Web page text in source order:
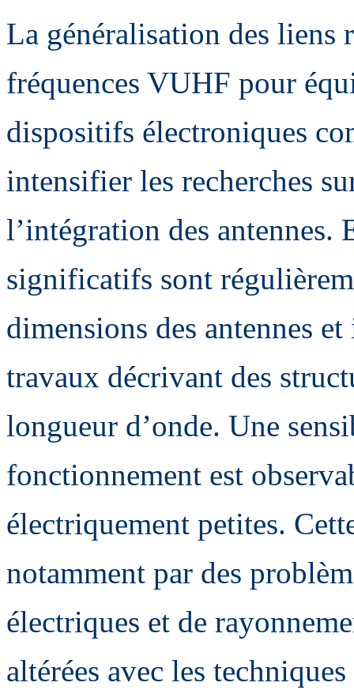
La généralisation des liens
fréquences VUHF pour
dispositifs électroniques
intensifier les recherches
l’intégration des antennes.
significatifs sont
dimensions des antennes
travaux décrivant des
longueur d’onde. Une
fonctionnement est
électriquement petites.
notamment par des
électriques et de
altérées avec les